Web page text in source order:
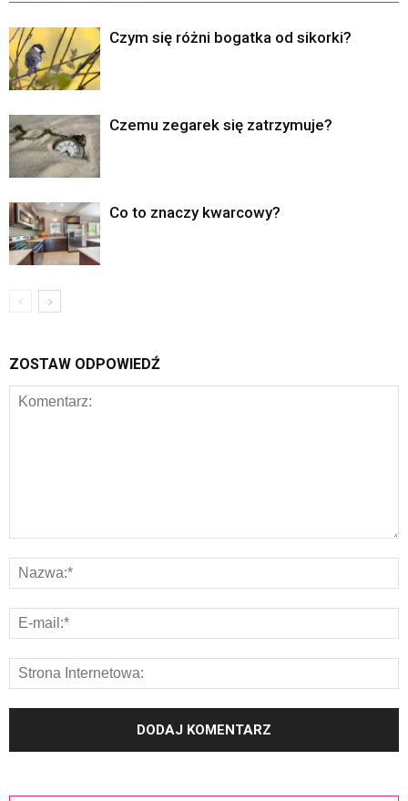
Czym się różni bogatka od sikorki?
Czemu zegarek się zatrzymuje?
Co to znaczy kwarcowy?
ZOSTAW ODPOWIEDŹ